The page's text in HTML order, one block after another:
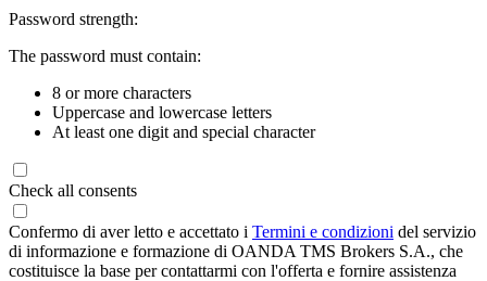
Password strength:
The password must contain:
8 or more characters
Uppercase and lowercase letters
At least one digit and special character
Check all consents
Confermo di aver letto e accettato i Termini e condizioni del servizio
di informazione e formazione di OANDA TMS Brokers S.A., che
costituisce la base per contattarmi con l'offerta e fornire assistenza